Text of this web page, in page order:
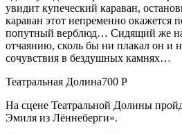
увидит купеческий караван,
караван этот непременно окажется
попутный верблюд… Сидящий же
отчаянию, сколь бы ни плакал он и
сочувствия в бездушных камнях…
Театральная Долина700 Р
На сцене Театральной Долины
Эмиля из Лённеберги».